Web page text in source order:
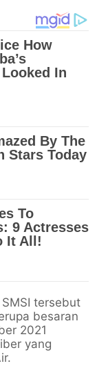
tersebut
besaran
2021
yang